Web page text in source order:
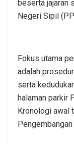
beserta jajaran
Negeri Sipil
Fokus utama
adalah
serta
halaman parkir
Kronologi awal